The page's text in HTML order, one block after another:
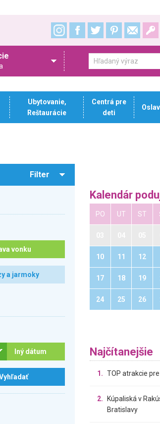
Ubytovanie,
Reštaurácie
Centrá pre
deti
Filter
vonku
a jarmoky
Iný dátum
Kalendár
PO UT ST
10 11 12
17 18 19
24 25 26
Najčítanejšie
1. TOP atrakcie
2.
Kúpaliská v
Bratislavy